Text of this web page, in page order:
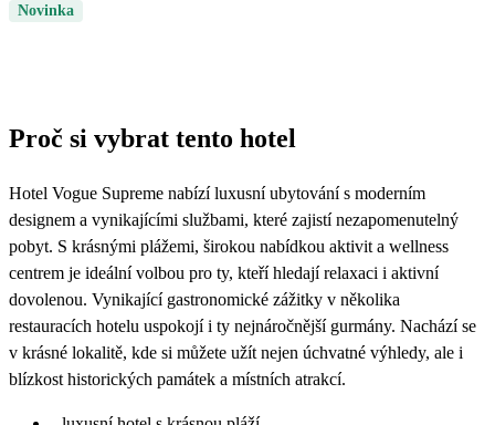
Novinka
Proč si vybrat tento hotel
Hotel Vogue Supreme nabízí luxusní ubytování s moderním
designem a vynikajícími službami, které zajistí nezapomenutelný
pobyt. S krásnými plážemi, širokou nabídkou aktivit a wellness
centrem je ideální volbou pro ty, kteří hledají relaxaci i aktivní
dovolenou. Vynikající gastronomické zážitky v několika
restauracích hotelu uspokojí i ty nejnáročnější gurmány. Nachází se
v krásné lokalitě, kde si můžete užít nejen úchvatné výhledy, ale i
blízkost historických památek a místních atrakcí.